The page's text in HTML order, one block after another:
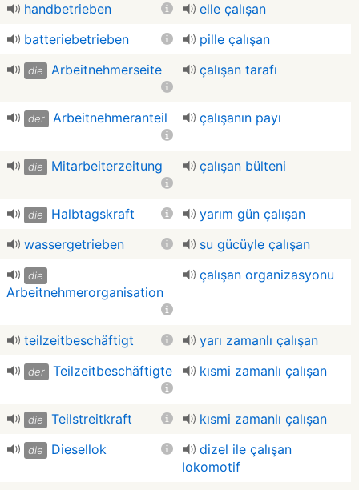
handbetrieben
elle çalışan
batteriebetrieben
pille çalışan
die Arbeitnehmerseite çalışan tarafı
der Arbeitnehmeranteil çalışanın payı
die Mitarbeiterzeitung çalışan bülteni
die Halbtagskraft
yarım gün çalışan
wassergetrieben
su gücüyle çalışan
die
Arbeitnehmerorganisation
çalışan organizasyonu
teilzeitbeschäftigt yarı zamanlı çalışan
der Teilzeitbeschäftigte kısmi zamanlı çalışan
die Teilstreitkraft kısmi zamanlı çalışan
die Diesellok
dizel ile çalışan
lokomotif